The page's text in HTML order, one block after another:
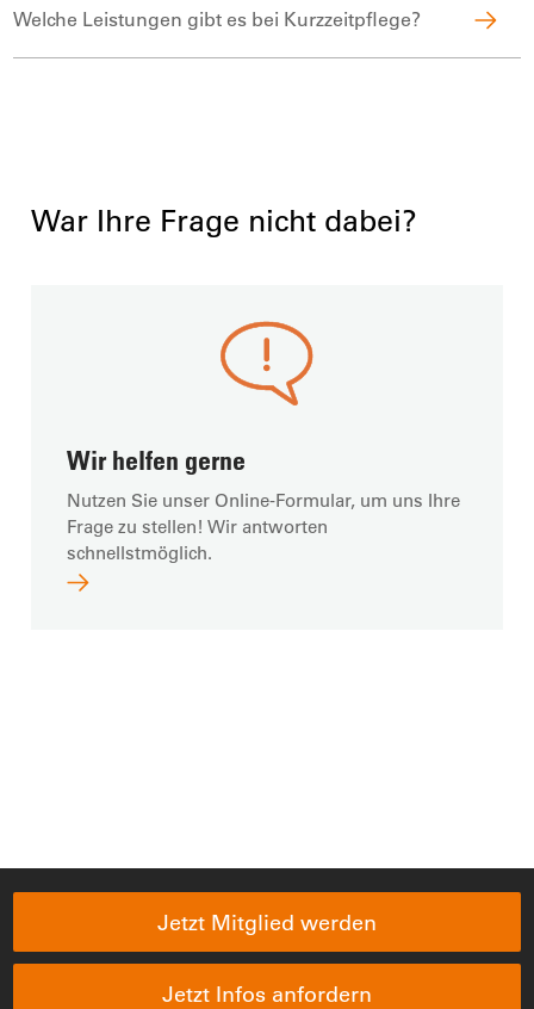
Welche Leistungen gibt es bei Kurzzeitpflege?
War Ihre Frage nicht dabei?
Wir helfen gerne
Nutzen Sie unser Online-Formular, um uns Ihre
Frage zu stellen! Wir antworten
schnellstmöglich.
Jetzt Mitglied werden
Jetzt Infos anfordern